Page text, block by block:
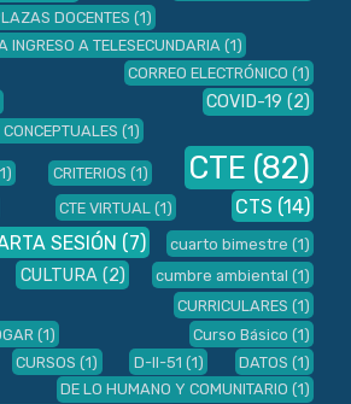
DOCENTES (1)
INGRESO A TELESECUNDARIA (1)
CORREO ELECTRÓNICO (1)
COVID-19 (2)
(1)
CRITERIOS (1) CTE (82)
CTE VIRTUAL (1) CTS (14)
SESIÓN (7) cuarto bimestre (1)
CULTURA (2) cumbre ambiental (1)
CURRICULARES (1)
(1) Curso Básico (1)
CURSOS (1) D-II-51 (1) DATOS (1)
DE LO HUMANO Y COMUNITARIO (1)